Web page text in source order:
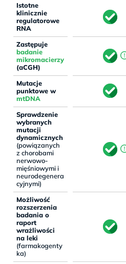
Istotne
klinicznie
regulatorowe
RNA
Zastępuje
badanie
mikromacierzy
(aCGH)
Mutacje
punktowe w
mtDNA
Sprawdzenie
wybranych
mutacji
dynamicznych
(powiązanych
z chorobami
nerwowo-
mięśniowymi i
neurodegenera
cyjnymi)
Możliwość
rozszerzenia
badania o
raport
wrażliwości
na leki
(farmakogenty
ka)